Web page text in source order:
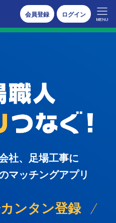
界、負けないぞ。」｜今こそ案件
しよう ›
会員登録 ログイン
社、足場工事に
マッチングアプリ
ンタン登録